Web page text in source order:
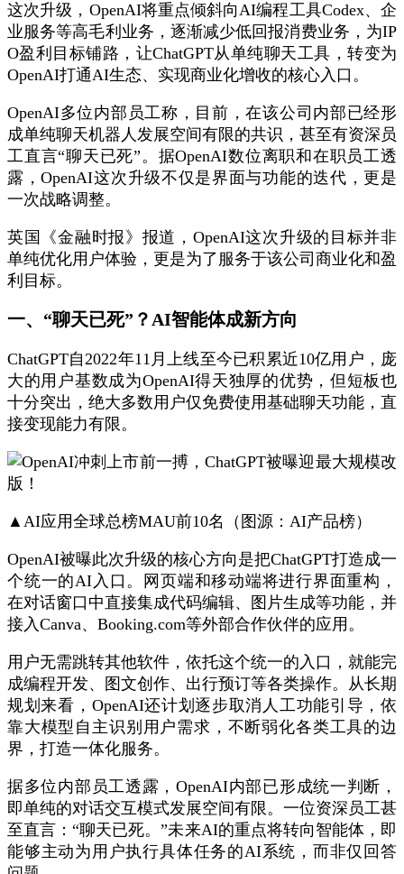
这次升级，OpenAI将重点倾斜向AI编程工具Codex、企
业服务等高毛利业务，逐渐减少低回报消费业务，为IP
O盈利目标铺路，让ChatGPT从单纯聊天工具，转变为
OpenAI打通AI生态、实现商业化增收的核心入口。
OpenAI多位内部员工称，目前，在该公司内部已经形
成单纯聊天机器人发展空间有限的共识，甚至有资深员
工直言“聊天已死”。据OpenAI数位离职和在职员工透
露，OpenAI这次升级不仅是界面与功能的迭代，更是
一次战略调整。
英国《金融时报》报道，OpenAI这次升级的目标并非
单纯优化用户体验，更是为了服务于该公司商业化和盈
利目标。
一、“聊天已死”？AI智能体成新方向
ChatGPT自2022年11月上线至今已积累近10亿用户，庞
大的用户基数成为OpenAI得天独厚的优势，但短板也
十分突出，绝大多数用户仅免费使用基础聊天功能，直
接变现能力有限。
▲AI应用全球总榜MAU前10名（图源：AI产品榜）
OpenAI被曝此次升级的核心方向是把ChatGPT打造成一
个统一的AI入口。网页端和移动端将进行界面重构，
在对话窗口中直接集成代码编辑、图片生成等功能，并
接入Canva、Booking.com等外部合作伙伴的应用。
用户无需跳转其他软件，依托这个统一的入口，就能完
成编程开发、图文创作、出行预订等各类操作。从长期
规划来看，OpenAI还计划逐步取消人工功能引导，依
靠大模型自主识别用户需求，不断弱化各类工具的边
界，打造一体化服务。
据多位内部员工透露，OpenAI内部已形成统一判断，
即单纯的对话交互模式发展空间有限。一位资深员工甚
至直言：“聊天已死。”未来AI的重点将转向智能体，即
能够主动为用户执行具体任务的AI系统，而非仅回答